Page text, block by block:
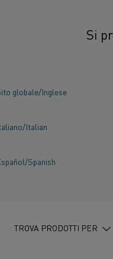
Si
globale/Inglese
Italian
Spanish
TROVA PRODOTTI PER
interessanti Uno strumento